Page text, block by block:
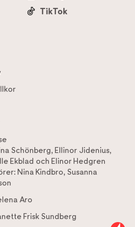
TikTok
Schönberg, Ellinor Jidenius,
Ekblad och Elinor Hedgren
Nina Kindbro, Susanna
Aro
Frisk Sundberg